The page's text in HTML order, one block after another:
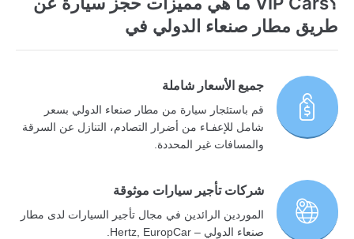
طريق مطار صنعاء الدولي في
جميع الأسعار شاملة
قم باستئجار سيارة من مطار صنعاء الدولي بسعر
شامل للإعفـاء من أضرار التصادم، التنازل عن السرقة
والمسافات غير المحددة.
شركات تأجير سيارات موثوقة
الموردين الرائدين في مجال تأجير السيارات لدى مطار
صنعاء الدولي – Hertz, EuropCar.